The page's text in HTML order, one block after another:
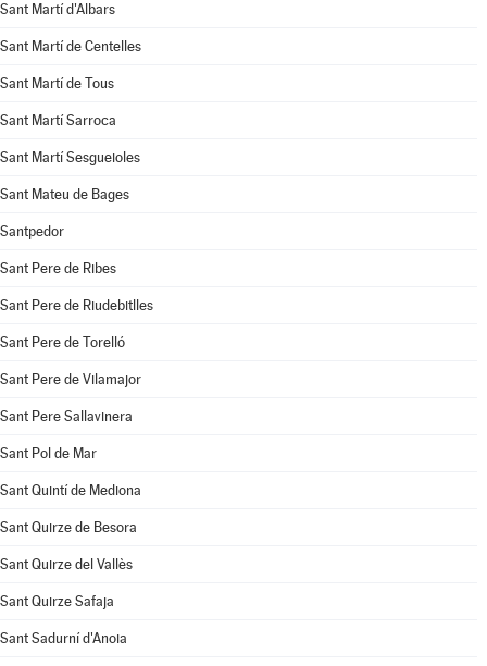
Sant Martí d'Albars
Sant Martí de Centelles
Sant Martí de Tous
Sant Martí Sarroca
Sant Martí Sesgueioles
Sant Mateu de Bages
Santpedor
Sant Pere de Ribes
Sant Pere de Riudebitlles
Sant Pere de Torelló
Sant Pere de Vilamajor
Sant Pere Sallavinera
Sant Pol de Mar
Sant Quintí de Mediona
Sant Quirze de Besora
Sant Quirze del Vallès
Sant Quirze Safaja
Sant Sadurní d'Anoia